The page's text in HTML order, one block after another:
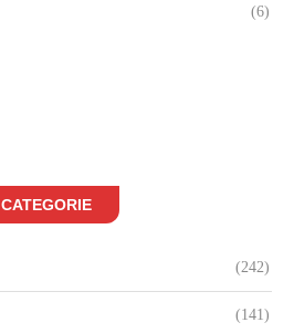
(6)
CATEGORIE
(242)
(141)